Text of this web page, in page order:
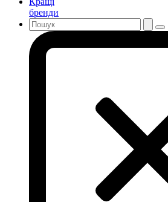
бренди